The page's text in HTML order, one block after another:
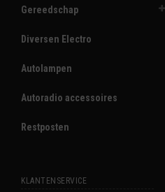
Gereedschap
Diversen Electro
Autolampen
Autoradio accessoires
Restposten
KLANTENSERVICE